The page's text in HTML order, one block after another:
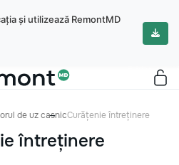
și utilizează RemontMD
de uz casnicCurățenie întreținere
întreținere